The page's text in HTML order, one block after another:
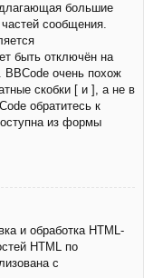
большие
сообщения.
быть отключён на
очень похож
скобки [ и ], а не в
обратитесь к
из формы
и обработка HTML-
HTML по
с